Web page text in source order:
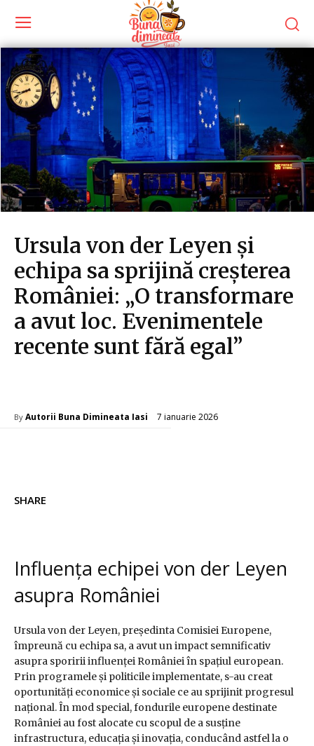
Ursula von der Leyen și
echipa sa sprijină creșterea
României: „O transformare
a avut loc. Evenimentele
recente sunt fără egal”
By Autorii Buna Dimineata Iasi 7 ianuarie 2026
SHARE
Influența echipei von der Leyen
asupra României
Ursula von der Leyen, președinta Comisiei Europene,
împreună cu echipa sa, a avut un impact semnificativ
asupra sporirii influenței României în spațiul european.
Prin programele și politicile implementate, s-au creat
oportunități economice și sociale ce au sprijinit progresul
național. În mod special, fondurile europene destinate
României au fost alocate cu scopul de a susține
infrastructura, educația și inovația, conducând astfel la o